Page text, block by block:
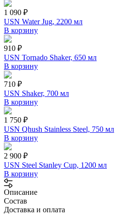
1 090 ₽
USN Water Jug, 2200 мл
В корзину
910 ₽
USN Tornado Shaker, 650 мл
В корзину
710 ₽
USN Shaker, 700 мл
В корзину
1 750 ₽
USN Qhush Stainless Steel, 750 мл
В корзину
2 900 ₽
USN Steel Stanley Cup, 1200 мл
В корзину
Описание
Состав
Доставка и оплата